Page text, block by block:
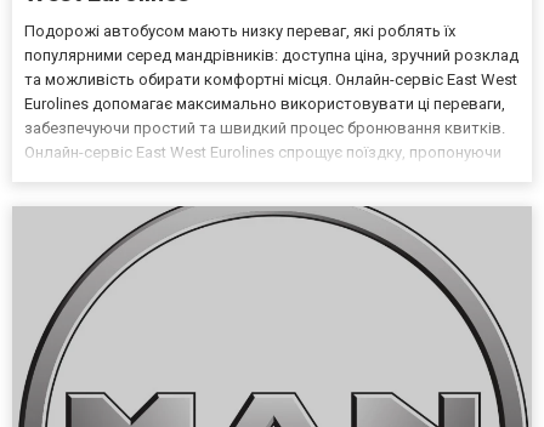
Подорожі автобусом мають низку переваг, які роблять їх
популярними серед мандрівників: доступна ціна, зручний розклад
та можливість обирати комфортні місця. Онлайн-сервіс East West
Eurolines допомагає максимально використовувати ці переваги,
забезпечуючи простий та швидкий процес бронювання квитків.
Онлайн-сервіс East West Eurolines спрощує поїздку, пропонуючи